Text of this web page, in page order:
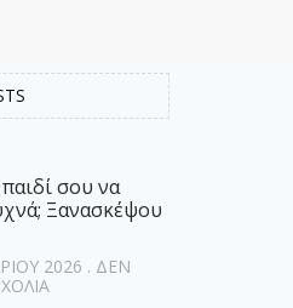
σου να
Ξανασκέψου
2026
ΔΕΝ